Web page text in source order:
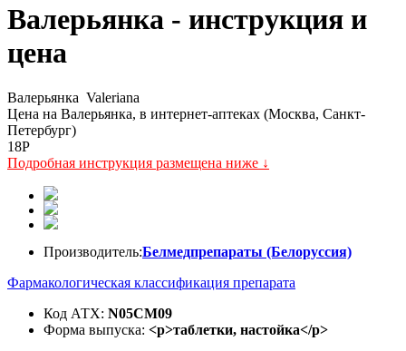
Валерьянка - инструкция и
цена
Валерьянка Valeriana
Цена на Валерьянка, в интернет-аптеках (Москва, Санкт-
Петербург)
18P
Подробная инструкция размещена ниже ↓
Производитель:Белмедпрепараты (Белоруссия)
Фармакологическая классификация препарата
Код АТХ: N05CM09
Форма выпуска: <p>таблетки, настойка</p>